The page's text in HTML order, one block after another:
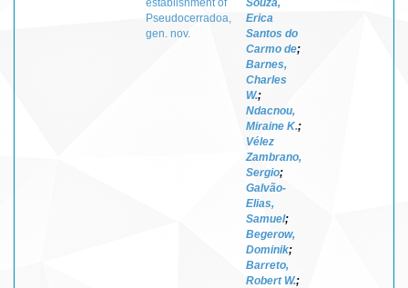
Pseudocerradoa,
gen. nov.
Erica
Santos do
Carmo de;
Barnes,
Charles
W.;
Ndacnou,
Miraine K.;
Vélez
Zambrano,
Sergio;
Galvão-
Elias,
Samuel;
Begerow,
Dominik;
Barreto,
Robert W.;